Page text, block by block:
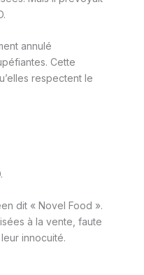
annulé
Cette
respectent le
dit « Novel Food ».
à la vente, faute
innocuité.